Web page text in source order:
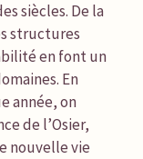
siècles. De la
structures
en font un
En
année, on
de l’Osier,
nouvelle vie